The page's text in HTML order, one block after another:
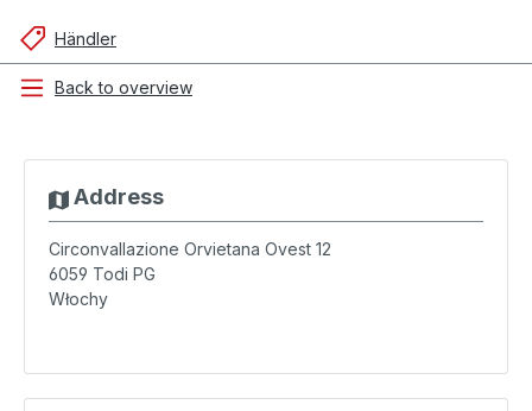
Händler
Back to overview
Address
Circonvallazione Orvietana Ovest 12
6059 Todi PG
Włochy